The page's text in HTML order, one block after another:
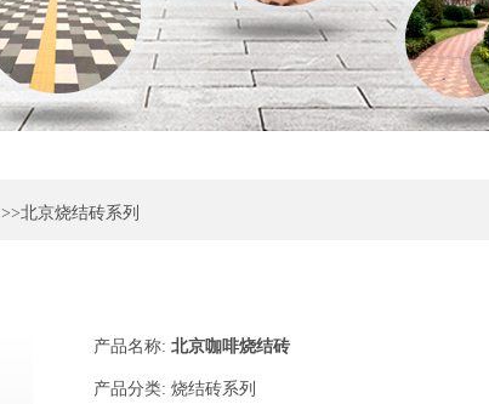
>>北京烧结砖系列
产品名称: 北京咖啡烧结砖
产品分类: 烧结砖系列